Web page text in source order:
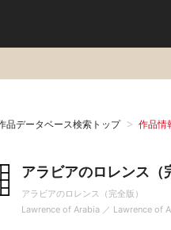
品データベース検索トップ 作品情
アラビアのロレンス（
アラビアのロレンス（完全版）
Lawrence of Arabia ／ Lawrence of